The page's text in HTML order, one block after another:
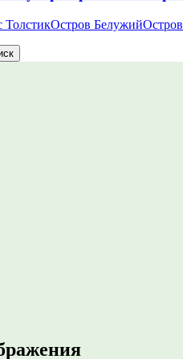
Остров Белужий